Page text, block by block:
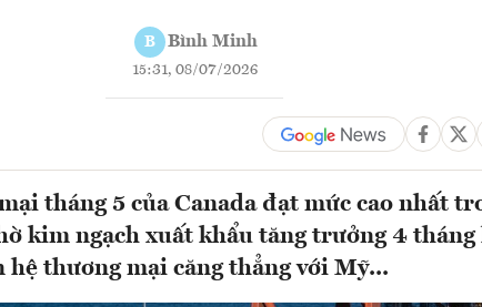
B Bình Minh
15:31, 08/07/2026
tháng 5 của Canada đạt mức cao nhất
kim ngạch xuất khẩu tăng trưởng 4
hệ thương mại căng thẳng với Mỹ...